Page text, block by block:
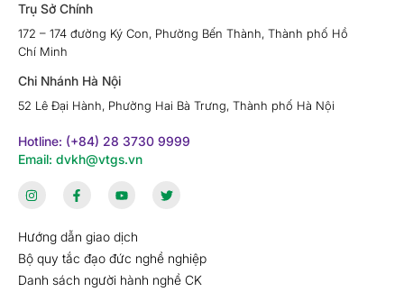
Trụ Sở Chính
172 – 174 đường Ký Con, Phường Bến Thành, Thành phố Hồ
Chí Minh
Chi Nhánh Hà Nội
52 Lê Đại Hành, Phường Hai Bà Trưng, Thành phố Hà Nội
Hotline: (+84) 28 3730 9999
Email: dvkh@vtgs.vn
Hướng dẫn giao dịch
Bộ quy tắc đạo đức nghề nghiệp
Danh sách người hành nghề CK